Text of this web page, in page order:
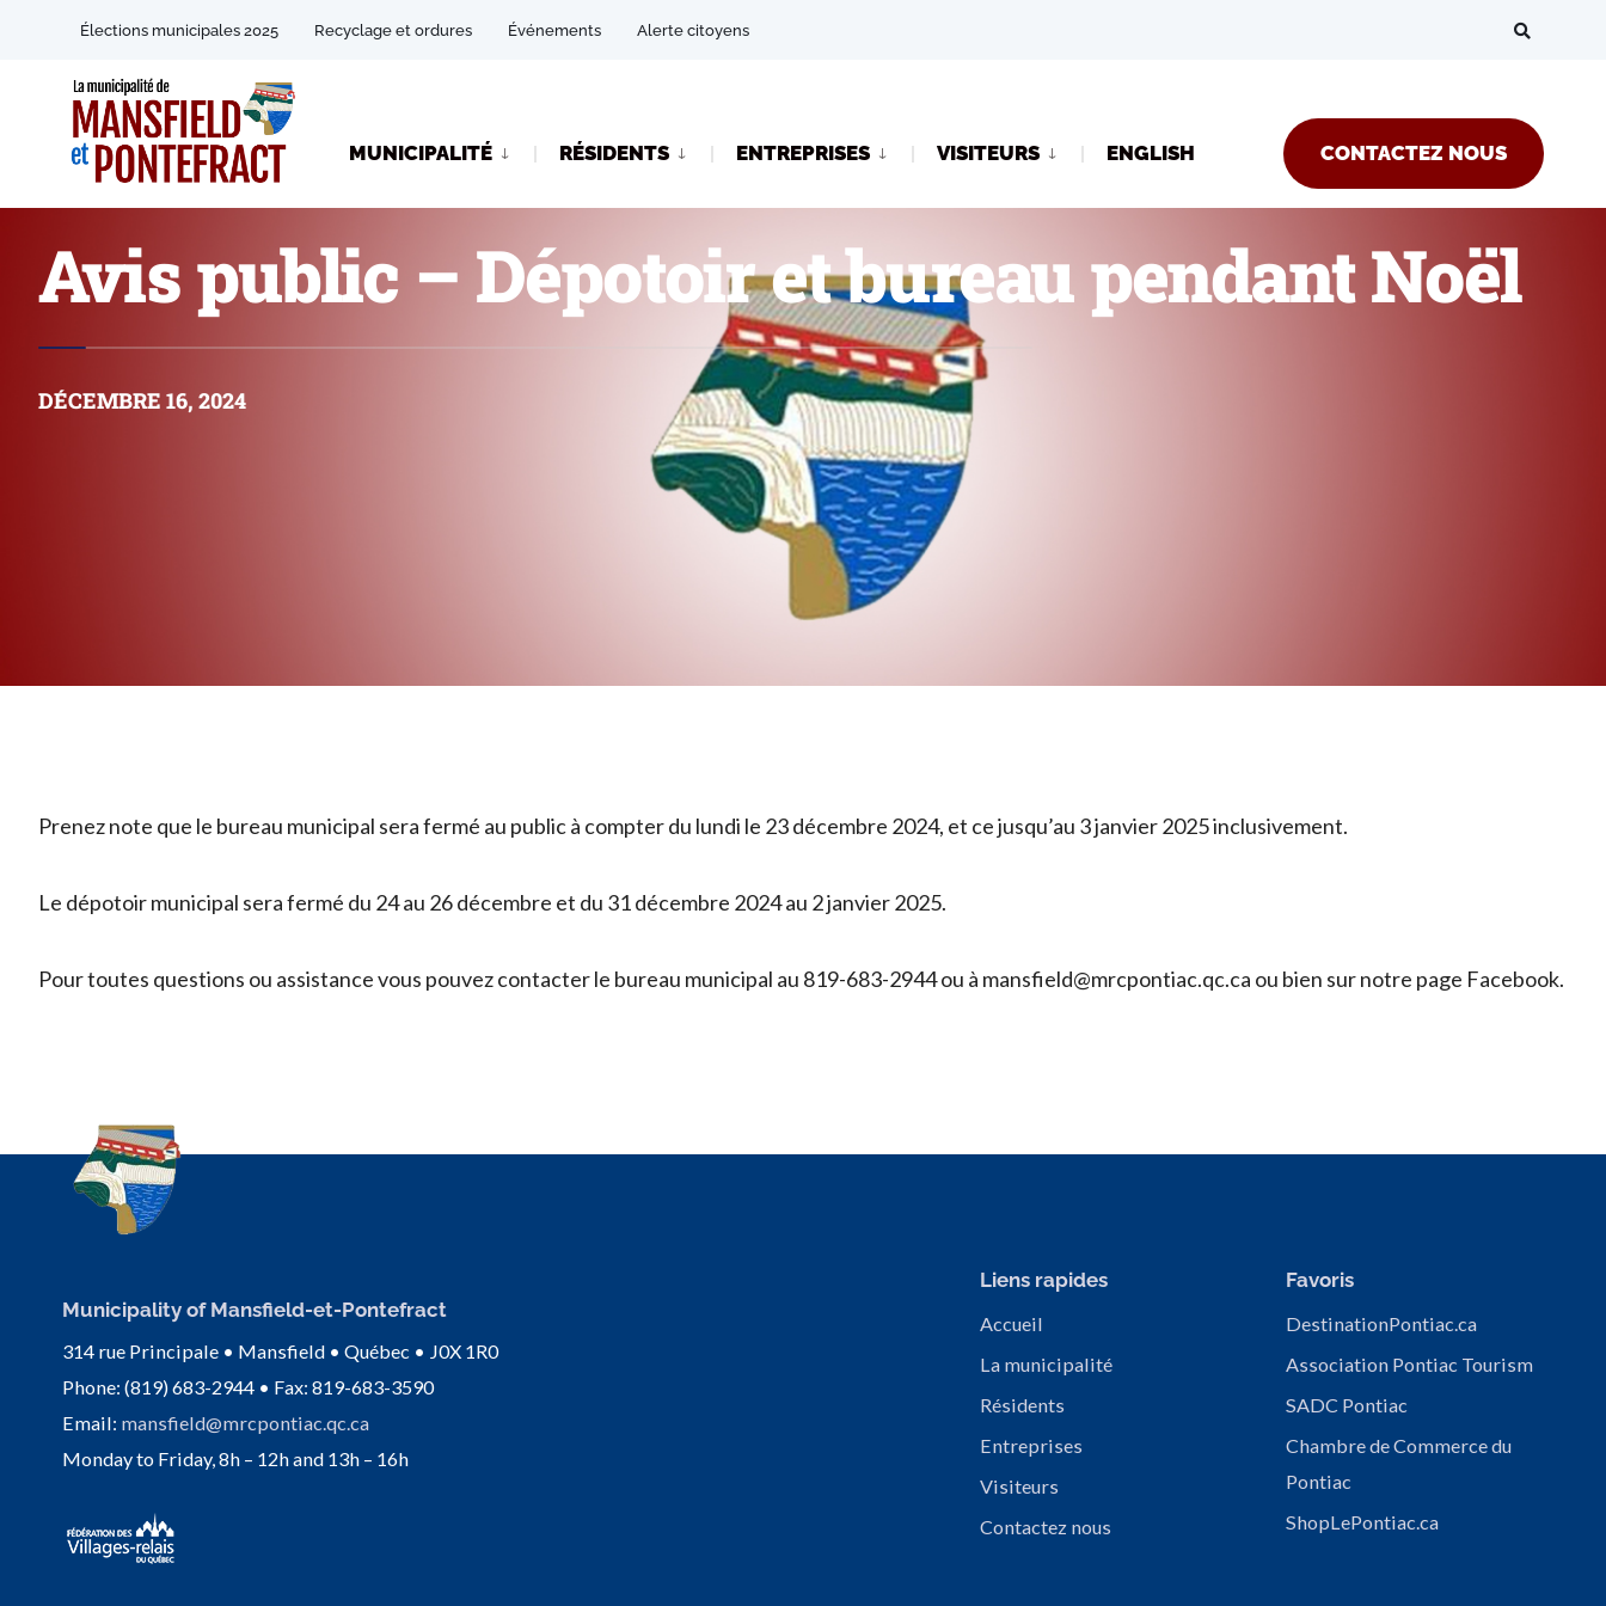
Élections municipales 2025 Recyclage et ordures Événements Alerte citoyens
MUNICIPALITÉ RÉSIDENTS ENTREPRISES VISITEURS CONTACTEZ NOUS
ENGLISH
Avis public – Dépotoir et bureau pendant Noël
DÉCEMBRE 16, 2024
Prenez note que le bureau municipal sera fermé au public à compter du lundi le 23 décembre 2024, et ce jusqu’au 3 janvier 2025 inclusivement.
Le dépotoir municipal sera fermé du 24 au 26 décembre et du 31 décembre 2024 au 2 janvier 2025.
Pour toutes questions ou assistance vous pouvez contacter le bureau municipal au 819-683-2944 ou à mansfield@mrcpontiac.qc.ca ou bien sur notre page Facebook.
Municipality of Mansfield-et-Pontefract
314 rue Principale • Mansfield • Québec • J0X 1R0
Phone: (819) 683-2944 • Fax: 819-683-3590
Email: mansfield@mrcpontiac.qc.ca
Monday to Friday, 8h – 12h and 13h – 16h
Liens rapides
Accueil
La municipalité
Résidents
Entreprises
Visiteurs
Contactez nous
Favoris
DestinationPontiac.ca
Association Pontiac Tourism
SADC Pontiac
Chambre de Commerce du
Pontiac
ShopLePontiac.ca